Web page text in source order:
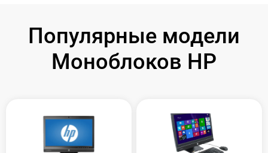
Популярные модели
Моноблоков HP